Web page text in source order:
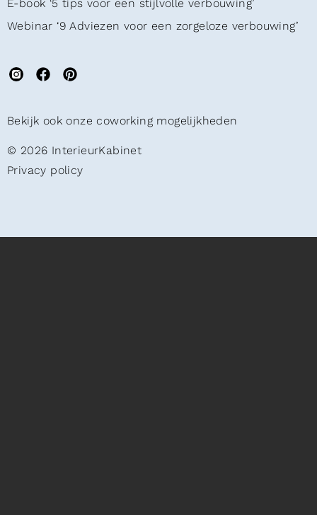
E-book ‘5 tips voor een stijlvolle verbouwing’
Webinar ‘9 Adviezen voor een zorgeloze verbouwing’
Bekijk ook onze coworking mogelijkheden
© 2026 InterieurKabinet
Privacy policy